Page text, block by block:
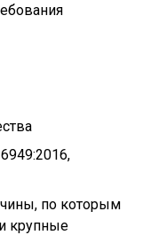
по которым
крупные